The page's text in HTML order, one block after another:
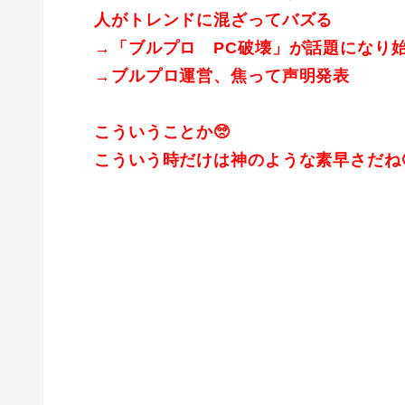
人がトレンドに混ざってバズる
→「ブルプロ PC破壊」が話題になり
→ブルプロ運営、焦って声明発表
こういうことか🥺
こういう時だけは神のような素早さだね